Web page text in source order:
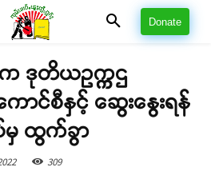
Donate
ဒုတိယဥက္ကဌ
ောင်စီနှင့် ဆွေးနွေးရန်
မှ ထွက်ခွာ
309